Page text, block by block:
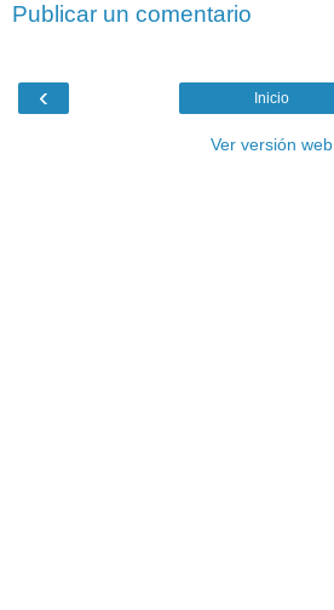
Publicar un comentario
‹ Inicio
Ver versión web